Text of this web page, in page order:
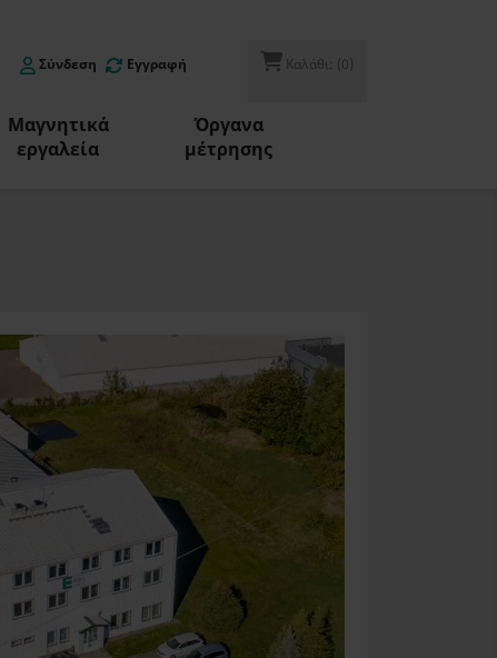
Σύνδεση Εγγραφή Καλάθι: (0)
Μαγνητικά
εργαλεία
Όργανα
μέτρησης